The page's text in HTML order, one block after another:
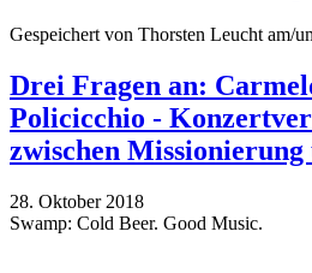
Gespeichert von Thorsten Leucht am/
Drei Fragen an:
Policicchio -
zwischen
28. Oktober 2018
Swamp: Cold Beer. Good Music.